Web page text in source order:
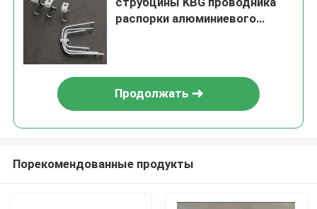
распорки алюминиевого
Продолжать
Порекомендованные продукты